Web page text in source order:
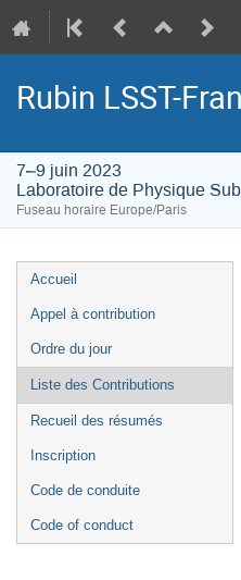
Rubin LSST-
7–9 juin 2023
Laboratoire de Physique
Fuseau horaire Europe/Paris
Menu
de
Accueil
Appel à contribution
Ordre du jour
Liste des Contributions
Recueil des résumés
Inscription
Code de conduite
Code of conduct